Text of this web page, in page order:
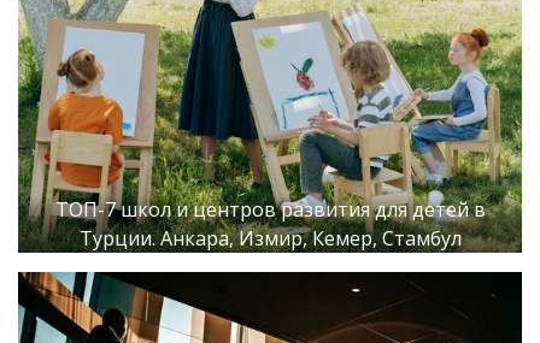
ТОП-7 школ и центров развития для детей в
Турции. Анкара, Измир, Кемер, Стамбул